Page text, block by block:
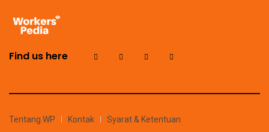
Find us here
Tentang WP Kontak
Syarat & Ketentuan